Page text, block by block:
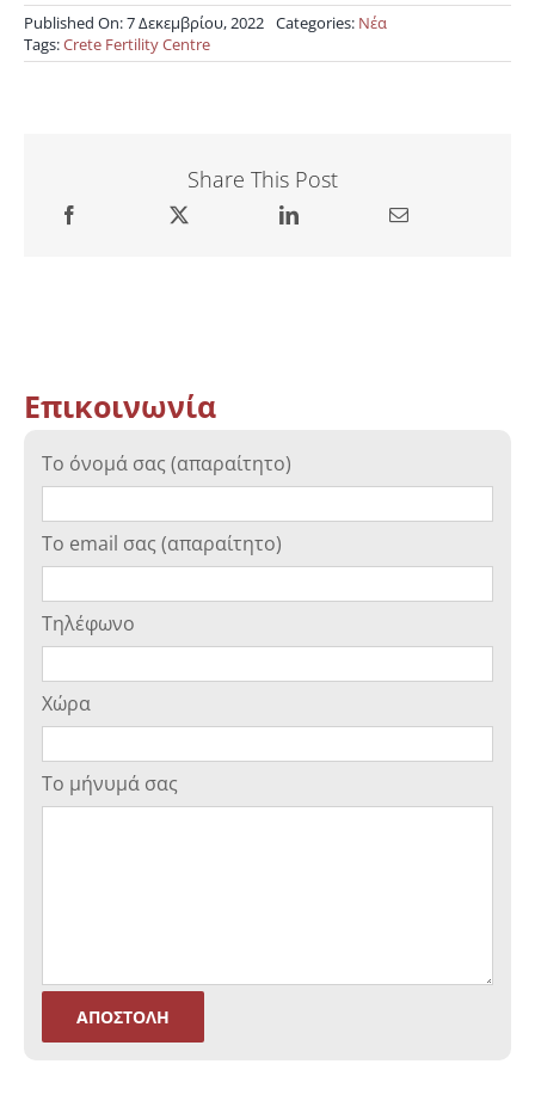
Published On: 7 Δεκεμβρίου, 2022 Categories: Νέα
Tags:Crete Fertility Centre
Share This Post
Επικοινωνία
Το όνομά σας (απαραίτητο)
Το email σας (απαραίτητο)
Τηλέφωνο
Χώρα
Το μήνυμά σας